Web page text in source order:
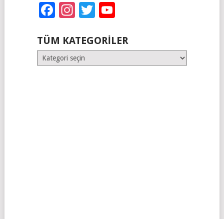
Facebook
Instagram
Twitter
TÜM KATEGORILER
Tüm
Kategoriler